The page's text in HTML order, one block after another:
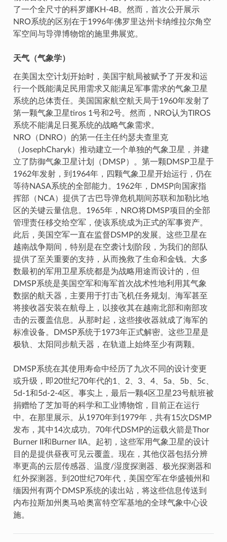
了一个全尺寸的科罗娜KH-4B。然而，首次公开展示
NRO系统的区别在于1996年佛罗里达州卡纳维拉尔角空
军空间与导弹博物馆的施里弗展览。
天气（气象学）
在美国太空计划开始时，美国宇航局被赋予了开发和运
行一个既能满足民用需求又能满足军事需求的气象卫星
系统的总体责任。美国国家航空航天局于1960年发射了
第一颗气象卫星tiros 1号和2号。然而，NRO认为TIROS
系统不能满足日冕系统的战略气象需求。
NRO（DNRO）的第一任主任约瑟夫查里克
（JosephCharyk）推动建立一个单独的气象卫星，并建
立了防御气象卫星计划（DMSP）。第一颗DMSP卫星于
1962年发射，到1964年，四颗气象卫星开始运行，仍在
等待NASA系统的全部能力。1962年，DMSP向国家指
挥部（NCA）提供了古巴导弹危机期间苏联和加勒比地
区的关键云量信息。1965年，NRO将DMSP项目的全部
管理责任移交给空军，使该系统成为正式的军事资产。
此后，美国空军一直在监督DSMP的发展。这些卫星在
越南战争期间，特别是在空袭计划阶段，为我们的部队
提供了至关重要的支持，从而挽救了生命和金钱。大多
数最初的军用卫星系统都是为战略用途而设计的，但
DMSP系统是美国空军和海军首次战术性地利用其气象
数据的航天器，主要用于打击飞机任务规划。海军甚至
将接收器安装在航母上，以接收其在越南北部和南部攻
击的云覆盖信息。从那时起，这些接收器就成了海军的
标准设备。DMSP系统于1973年正式解密。这些卫星是
极轨、太阳同步航天器，在轨道上始终至少有两颗。
DMSP系统在其使用寿命中经历了九次不同的设计变更
或升级，即20世纪70年代的1、2、3、4、5a、5b、5c、
5d-1和5d-2-4区。事实上，最后一颗4区卫星23号航班被
捐赠给了芝加哥的科学和工业博物馆，目前正在运行
中。在那里展示。从1970年到1979年，共有15次DSMP
发布，其中14次成功。70年代DSMP的运载火箭是Thor
Burner II和Burner IIA。起初，这些军用气象卫星的设计
目的是提供昼夜可见云覆盖。现在，其他仪器包括分辨
率更高的云层传感器、温度/湿度探测器、极光探测器和
红外探测器。到20世纪70年代，美国空军在华盛顿州和
缅因州有两个DMSP系统的读出站，将这些信息传送到
内布拉斯加州奥马哈奥富特空军基地的全球气象中心设
施。